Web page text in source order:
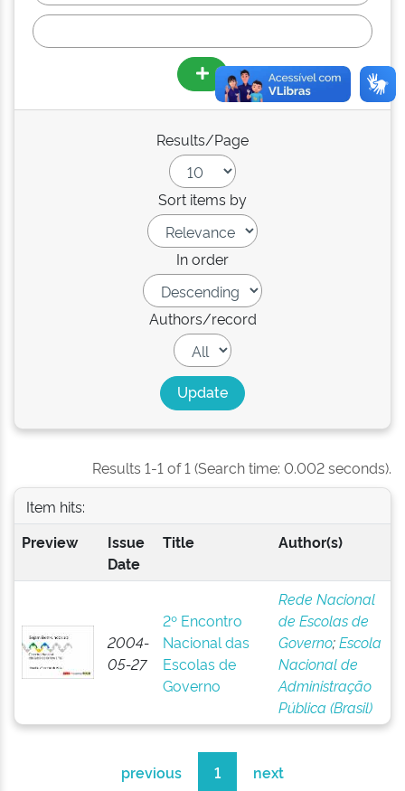
Results/Page
Sort items by
In order
Authors/record
Results 1-1 of 1 (Search time: 0.002 seconds).
Item hits:
Preview
Issue
Date
Title Author(s)
2004-
05-27
2º Encontro
Nacional das
Escolas de
Governo
Rede Nacional
de Escolas de
Governo;Escola
Nacional de
Administração
Pública (Brasil)
previous 1 next